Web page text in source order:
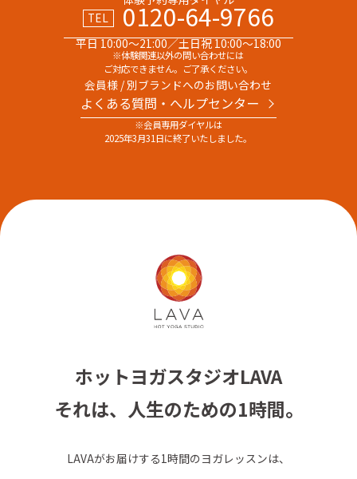
TEL
0120-64-9766
平日 10:00～21:00／土日祝 10:00～18:00
※体験関連以外の問い合わせには
ご対応できません。ご了承ください。
会員様 / 別ブランドへのお問い合わせ
よくある質問・へルプセンター
※会員専用ダイヤルは
2025年3月31日に終了いたしました。
ホットヨガスタジオLAVA
それは、人生のための1時間。
LAVAがお届けする1時間のヨガレッスンは、